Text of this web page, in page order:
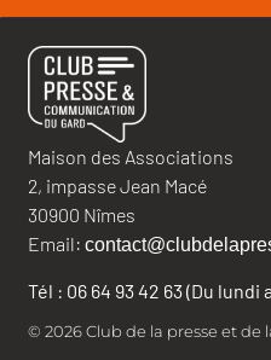
Maison des Associations
2, impasse Jean Macé
30900 Nîmes
Email:
Tél : 06 64 93 42 63 (Du lundi
© 2026 Club de la presse et